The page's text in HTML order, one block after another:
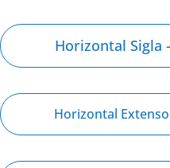
Horizontal Sigla
Horizontal